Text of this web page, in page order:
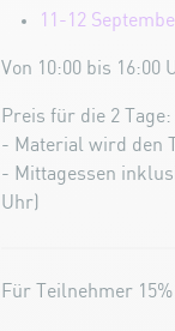
11-12
Von 10:00 bis 16:00
Preis für die 2
- Material wird den
- Mittagessen
Uhr)
Für Teilnehmer